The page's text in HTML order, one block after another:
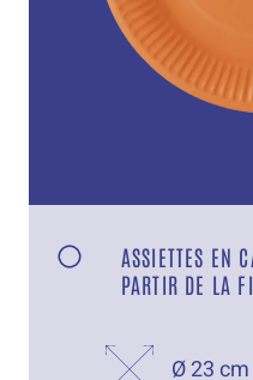
ASSIETTES EN
PARTIR DE LA
PLASTIQUE.
Ø 23 cm